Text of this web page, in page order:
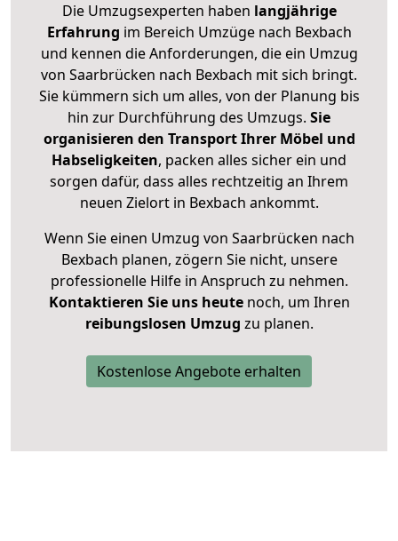
Die Umzugsexperten haben langjährige
Erfahrung im Bereich Umzüge nach Bexbach
und kennen die Anforderungen, die ein Umzug
von Saarbrücken nach Bexbach mit sich bringt.
Sie kümmern sich um alles, von der Planung bis
hin zur Durchführung des Umzugs. Sie
organisieren den Transport Ihrer Möbel und
Habseligkeiten, packen alles sicher ein und
sorgen dafür, dass alles rechtzeitig an Ihrem
neuen Zielort in Bexbach ankommt.
Wenn Sie einen Umzug von Saarbrücken nach
Bexbach planen, zögern Sie nicht, unsere
professionelle Hilfe in Anspruch zu nehmen.
Kontaktieren Sie uns heutenoch, um Ihren
reibungslosen Umzug zu planen.
Kostenlose Angebote erhalten